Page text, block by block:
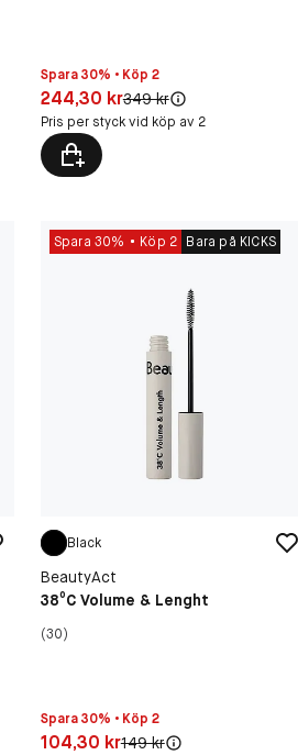
Spara 30% • Köp 2
Pris: 244,30 kr
244,30 krOriginal pris:
349 kr
Pris per styck vid köp av 2
Spara 30% Köp 2 Bara på KICKS
Black
BeautyAct
38⁰C Volume & Lenght
(30)
Spara 30% • Köp 2
Pris: 104,30 kr
104,30 krOriginal pris:
149 kr